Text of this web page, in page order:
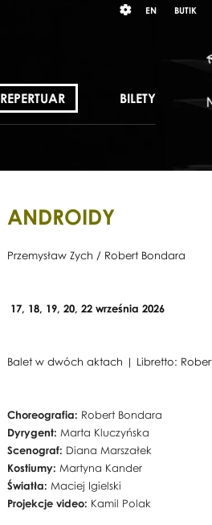
język
EN BUTIK
REPERTUAR BILETY
ANDROIDY
Przemysław Zych / Robert Bondara
17, 18, 19, 20, 22 września 2026
Balet w dwóch aktach | Libretto:
Choreografia: Robert Bondara
Dyrygent: Marta Kluczyńska
Scenograf: Diana Marszałek
Kostiumy: Martyna Kander
Światła: Maciej Igielski
Projekcje video: Kamil Polak